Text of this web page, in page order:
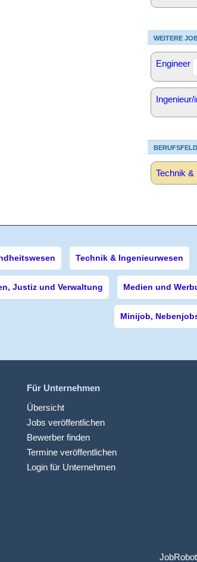
WEITERE
Engineer
Ingenieur/
Technik &
Technik & Ingenieurwesen
Justiz und Verwaltung Medien und
Minijob,
Für Unternehmen
Übersicht
Jobs veröffentlichen
Bewerber finden
Termine veröffentlichen
Login für Unternehmen